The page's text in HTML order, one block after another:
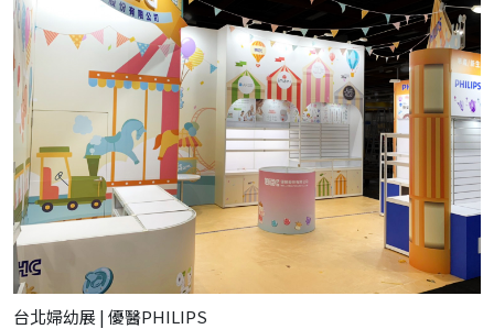
台北婦幼展 | 優醫PHILIPS